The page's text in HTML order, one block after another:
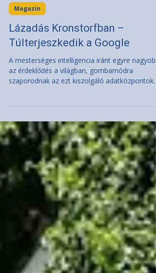
Földvári Zsuzsa
Magazin
Lázadás Kronstorfban –
Túlterjeszkedik a Google
szaporodnak az ezt kiszolgáló adatközpontok.
Felső-Ausztriában terjeszkedő techóriás, a
Google is felfelé módosította növekedési
pedig ezek veszélyeztethetik a helyi települések
vizeit, áramellátását, termőföldjeit. A
környezetvédők és a helybéliek már
mozgolódnak. Az amerikai Google, a világ egyik
legnagyobb vállalkozása már jó 20 éve szemet
vetett a körülbelül 3500 lélekszámú fel